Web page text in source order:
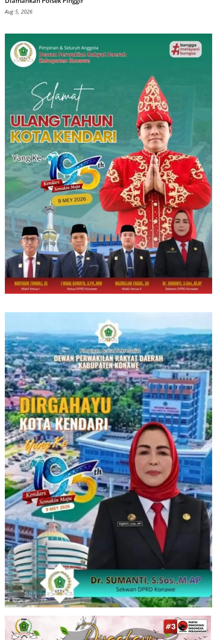
Aug 5, 2026